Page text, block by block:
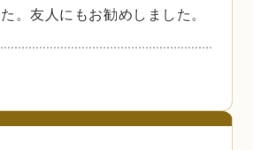
。友人にもお勧めしました。